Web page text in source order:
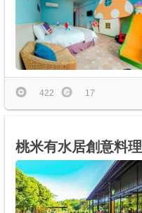
聯絡我們
APP下載
422 17
桃米有水居創意料理